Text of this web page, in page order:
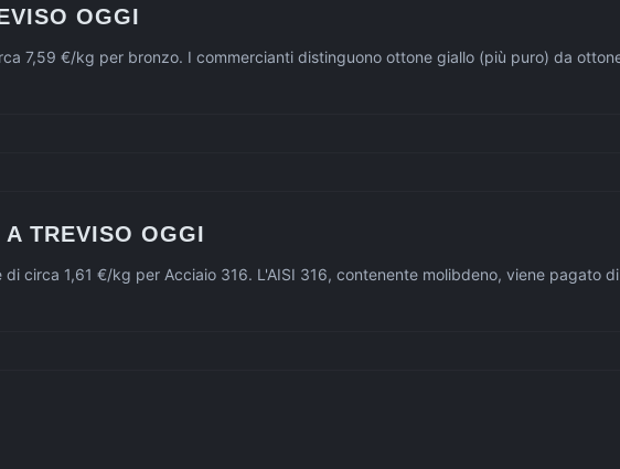
OGGI
7,59 €/kg per bronzo. I commercianti distinguono ottone giallo (più puro) da
A TREVISO OGGI
circa 1,61 €/kg per Acciaio 316. L'AISI 316, contenente molibdeno, viene pagato